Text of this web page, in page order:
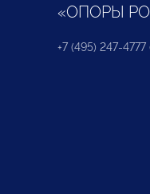
«ОПОРЫ
+7 (495) 247-4777